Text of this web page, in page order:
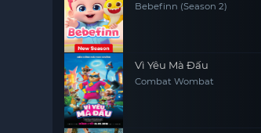
Bebefinn (Season 2)
Vì Yêu Mà Đấu
Combat Wombat